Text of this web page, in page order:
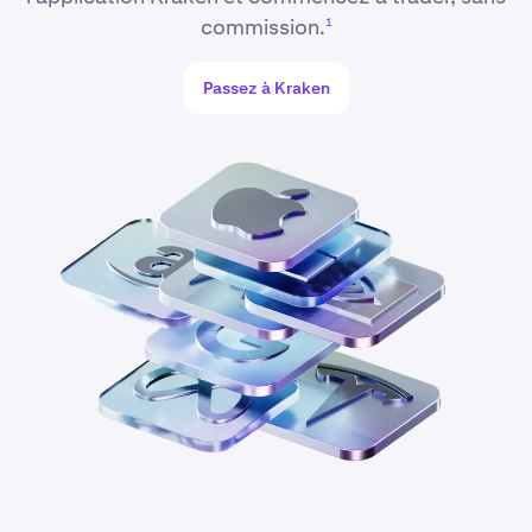
commission.1
Passez à Kraken